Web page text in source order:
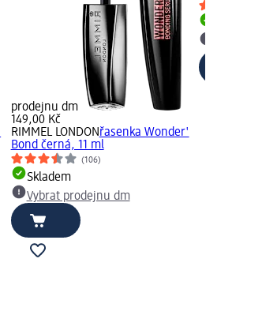
prodejnu dm
149,00 Kč
RIMMEL LONDONřasenka Wonder'
Bond černá, 11 ml
(106)
Skladem
Vybrat prodejnu dm